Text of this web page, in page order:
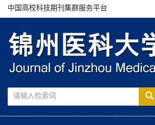
中国高校科技期刊集群服务平台